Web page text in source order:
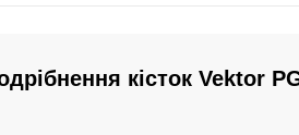
кісток Vektor